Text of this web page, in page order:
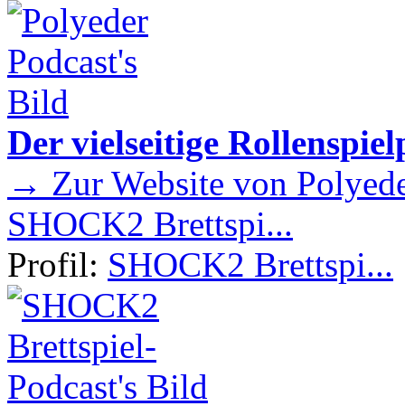
Der vielseitige
→ Zur Website von
SHOCK2 Brettspi...
Profil: SHOCK2 Brettspi...